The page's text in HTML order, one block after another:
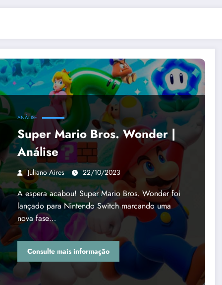
ANÁLISE
Super Mario Bros. Wonder |
Análise
Juliano Aires 22/10/2023
A espera acabou! Super Mario Bros. Wonder foi
lançado para Nintendo Switch marcando uma
nova fase…
Consulte mais informação